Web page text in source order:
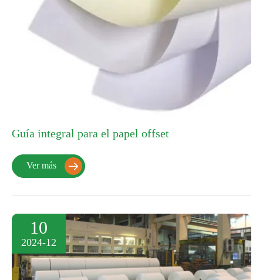
Guía integral para el papel offset
Ver más 
10
2024-12